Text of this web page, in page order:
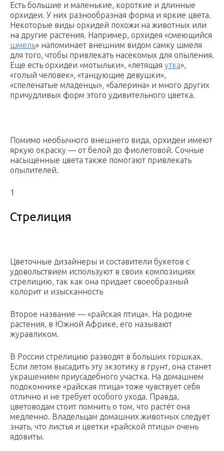
Есть большие и маленькие, короткие и длинные
орхидеи. У них разнообразная форма и яркие цвета.
Некоторые виды орхидей похожи на животных или
на другие растения. Например, орхидея «смеющийся
шмель» напоминает внешним видом самку шмеля
для того, чтобы привлекать насекомых для опыления.
Еще есть орхидеи «мотыльки», «летящая утка»,
«голый человек», «танцующие девушки»,
«спеленатые младенцы», «балерина» и много других
причудливых форм этого удивительного цветка.
Помимо необычного внешнего вида, орхидеи имеют
яркую окраску — от белой до фиолетовой. Сочные
насыщенные цвета также помогают привлекать
опылителей.
1
Стрелиция
Цветочные дизайнеры и составители букетов с
удовольствием используют в своих композициях
стрелицию, так как она придает своеобразный
колорит и изысканность
Второе название — «райская птица». На родине
растения, в Южной Африке, его называют
журавликом.
В России стрелицию разводят в больших горшках.
Если летом высадить эту экзотику в грунт, она станет
украшением приусадебного участка. На домашнем
подоконнике «райская птица» тоже чувствует себя
отлично и не требует особого ухода. Правда,
цветоводам стоит помнить о том, что растёт она
медленно. Владельцам домашних животных следует
знать, что листья и цветки «райской птицы» очень
ядовиты.